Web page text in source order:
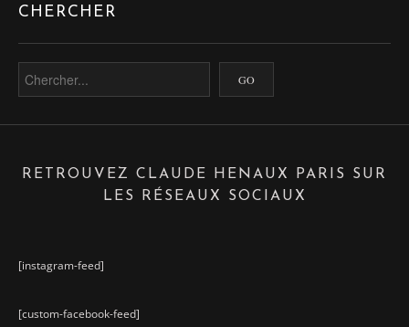
CHERCHER
RETROUVEZ CLAUDE HENAUX PARIS SUR
LES RÉSEAUX SOCIAUX
[instagram-feed]
[custom-facebook-feed]